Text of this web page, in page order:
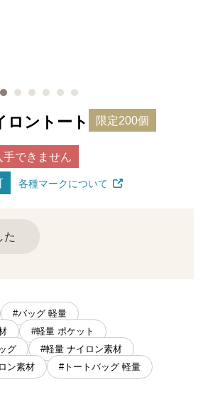
ロントート 限定200個
できません
各種マークについて
た
#バッグ 軽量
#軽量 ポケット
グ
#軽量 ナイロン素材
ン素材
#トートバッグ 軽量